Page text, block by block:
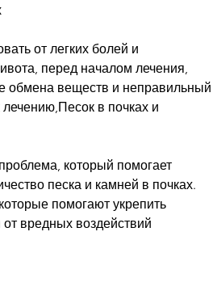
от легких болей и
перед началом лечения,
обмена веществ и неправильный
в почках и
который помогает
песка и камней в почках.
помогают укрепить
вредных воздействий